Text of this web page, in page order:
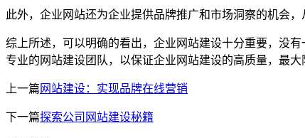
此外，企业网站还为企业提供品牌推广和市场洞察的机会
综上所述，可以明确的看出，企业网站建设十分重要，没
专业的网站建设团队，以保证企业网站建设的高质量，最大
上一篇 网站建设：实现品牌在线营销
下一篇探索公司网站建设秘籍